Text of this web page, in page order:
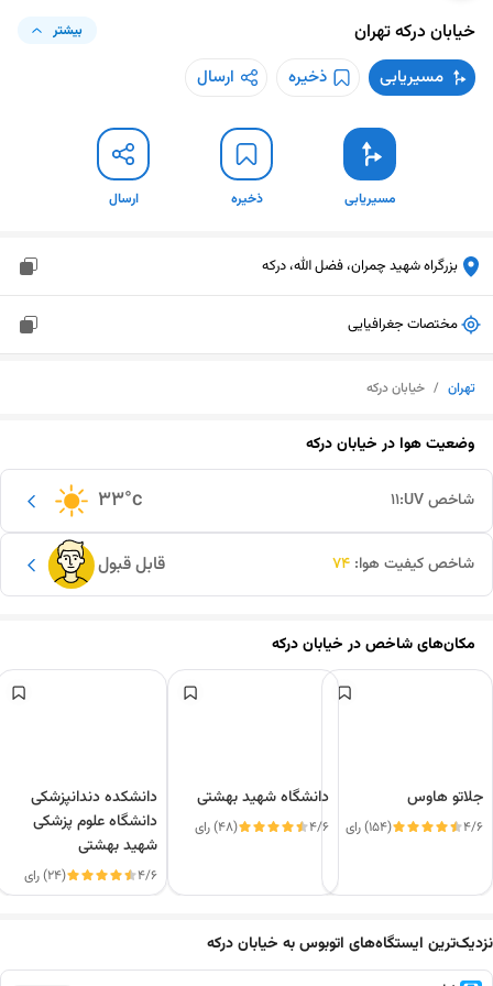
خیابان درکهتهران بیشتر
مسیریابی ذخیره ارسال
مسیریابی ذخیره ارسال
بزرگراه شهید چمران، فضل الله، درکه
مختصات جغرافیایی
تهران / خیابان درکه
وضعیت هوا درخیابان درکه
33°c شاخص UV: 11
قابل قبول شاخص کیفیت هوا: 74
مکان‌های شاخص درخیابان درکه
جلاتو هاوس
4/6 (154) رای
دانشگاه شهید بهشتی
4/6 (48) رای
دانشکده دندانپزشکی
دانشگاه علوم پزشکی
شهید بهشتی
4/6 (24) رای
نزدیک‌ترین ایستگاه‌های اتوبوس به خیابان درکه
این دور و بر